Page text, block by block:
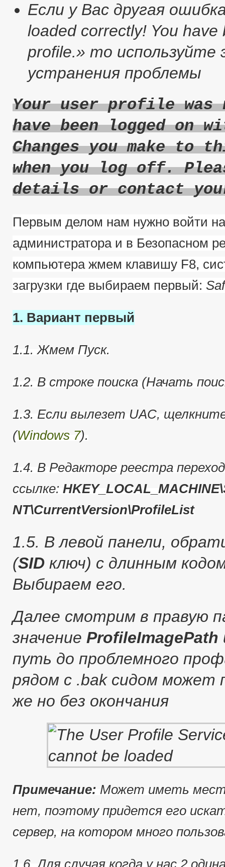
Если у Вас другая
loaded correctly! You
profile.» то
устранения проблемы
Your user profile was
have been logged on
Changes you make
when you log off.
details or contact
Первым делом нам нужно войти
администратора и в Безопасном
компьютера жмем клавишу F8,
загрузки где выбираем первый:
1. Вариант первый
1.1. Жмем Пуск.
1.2. В строке поиска (Начать
1.3. Если вылезет UAC,
(Windows 7).
1.4. В Редакторе реестра
ссылке:
NT\CurrentVersion\ProfileList
1.5. В левой панели,
(SID ключ) с длинным
Выбираем его.
Далее смотрим в правую
значение ProfileImagePath
путь до проблемного
рядом с .bak сидом
же но без окончания
Примечание: Может иметь
нет, поэтому придется его
сервер, на котором много
1.6. Для случая когда у нас 2